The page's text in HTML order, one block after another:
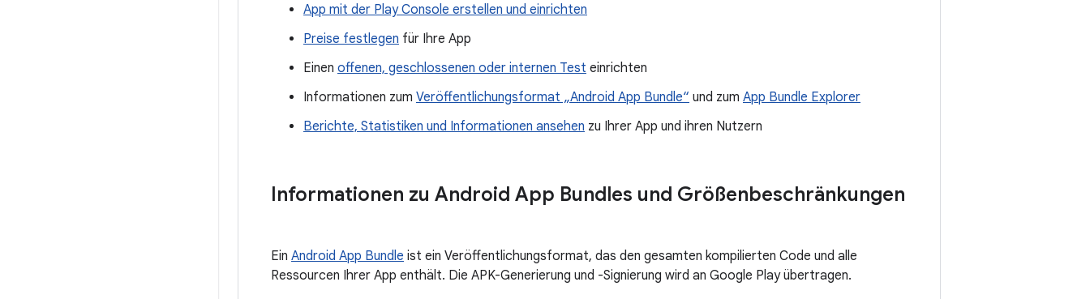
App mit der Play Console erstellen und einrichten
Preise festlegen für Ihre App
Einen offenen, geschlossenen oder internen Test einrichten
Informationen zum Veröffentlichungsformat „Android App Bundle“ und zum App Bundle Explorer
Berichte, Statistiken und Informationen ansehen zu Ihrer App und ihren Nutzern
Informationen zu Android App Bundles und Größenbeschränkungen
Ein Android App Bundle ist ein Veröffentlichungsformat, das den gesamten kompilierten Code und alle
Ressourcen Ihrer App enthält. Die APK-Generierung und -Signierung wird an Google Play übertragen.